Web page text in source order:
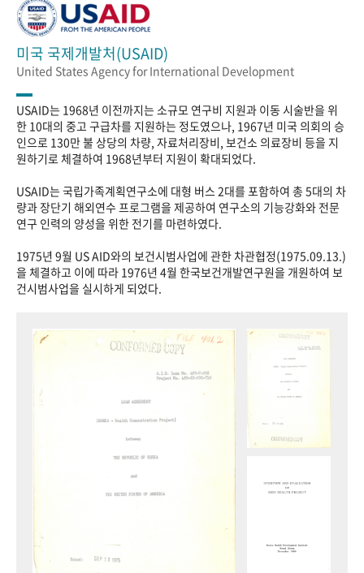
미국 국제개발처(USAID)
United States Agency for International Development
USAID는 1968년 이전까지는 소규모 연구비 지원과 이동 시술반을 위
한 10대의 중고 구급차를 지원하는 정도였으나, 1967년 미국 의회의 승
인으로 130만 불 상당의 차량, 자료처리장비, 보건소 의료장비 등을 지
원하기로 체결하여 1968년부터 지원이 확대되었다.
USAID는 국립가족계획연구소에 대형 버스 2대를 포함하여 총 5대의 차
량과 장단기 해외연수 프로그램을 제공하여 연구소의 기능강화와 전문
연구 인력의 양성을 위한 전기를 마련하였다.
1975년 9월 US AID와의 보건시범사업에 관한 차관협정(1975.09.13.)
을 체결하고 이에 따라 1976년 4월 한국보건개발연구원을 개원하여 보
건시범사업을 실시하게 되었다.